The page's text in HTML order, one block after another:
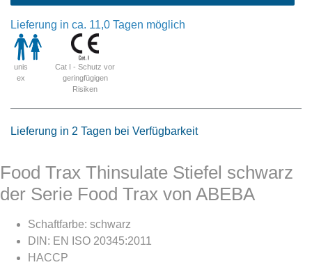
Lieferung in ca. 11,0 Tagen möglich
unis
ex
Cat I - Schutz vor
geringfügigen
Risiken
Lieferung in 2 Tagen bei Verfügbarkeit
Food Trax Thinsulate Stiefel schwarz
der Serie Food Trax von ABEBA
Schaftfarbe: schwarz
DIN: EN ISO 20345:2011
HACCP